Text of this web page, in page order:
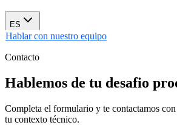
ES
Hablar con nuestro equipo
Contacto
Hablemos de tu desafio
Completa el formulario y te contactamos con
tu contexto técnico.